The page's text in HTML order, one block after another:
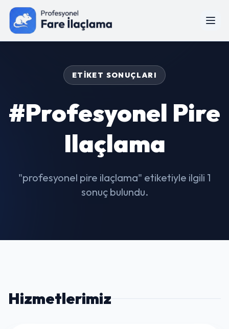
ETIKET SONUÇLARI
#profesyonel Pire
Ilaçlama
"profesyonel pire ilaçlama" etiketiyle ilgili 1
sonuç bulundu.
Hizmetlerimiz